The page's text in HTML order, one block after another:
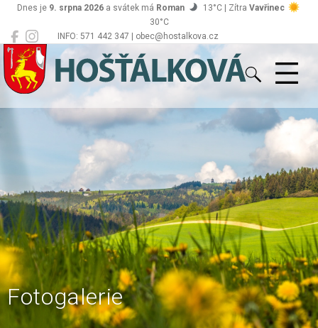
INFO: 571 442 347 | obec@hostalkova.cz
Dnes je 9. srpna 2026 a svátek má Roman 13°C | Zítra Vavřinec
30°C
Hošťálková
Fotogalerie